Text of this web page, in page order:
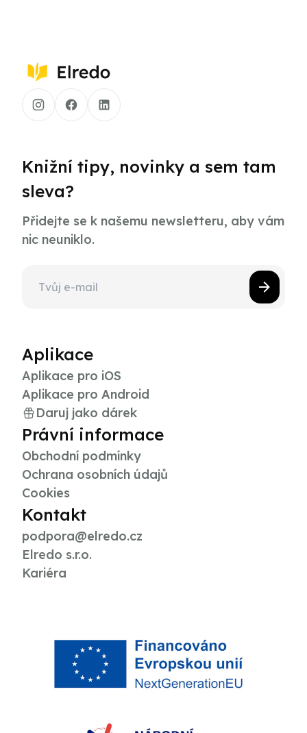
Knižní tipy, novinky a sem tam
sleva?
Přidejte se k našemu newsletteru, aby vám
nic neuniklo.
Aplikace
Aplikace pro iOS
Aplikace pro Android
Daruj jako dárek
Právní informace
Obchodní podmínky
Ochrana osobních údajů
Cookies
Kontakt
podpora@elredo.cz
Elredo s.r.o.
Kariéra